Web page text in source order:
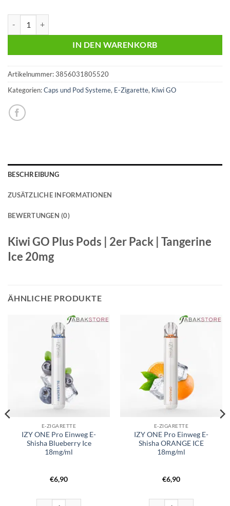
IN DEN WARENKORB
Artikelnummer:3856031805520
Kategorien:Caps und Pod Systeme, E-Zigarette, Kiwi GO
BESCHREIBUNG
ZUSÄTZLICHE INFORMATIONEN
BEWERTUNGEN (0)
Kiwi GO Plus Pods | 2er Pack | Tangerine
Ice 20mg
ÄHNLICHE PRODUKTE
E-ZIGARETTE
IZY ONE Pro Einweg E-
Shisha Blueberry Ice
18mg/ml
€6,90
E-ZIGARETTE
IZY ONE Pro Einweg E-
Shisha ORANGE ICE
18mg/ml
€6,90